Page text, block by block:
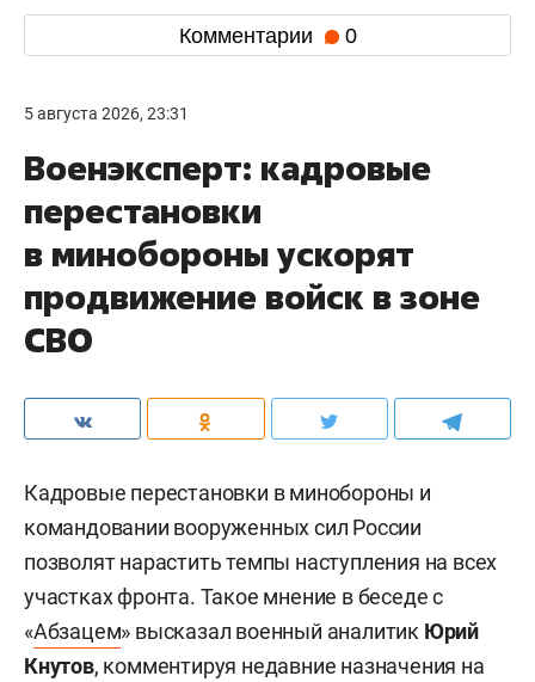
Комментарии 0
5 августа 2026, 23:31
Военэксперт: кадровые
перестановки
в минобороны ускорят
продвижение войск в зоне
СВО
Кадровые перестановки в минобороны и
командовании вооруженных сил России
позволят нарастить темпы наступления на всех
участках фронта. Такое мнение в беседе с
«Абзацем» высказал военный аналитик Юрий
Кнутов, комментируя недавние назначения на